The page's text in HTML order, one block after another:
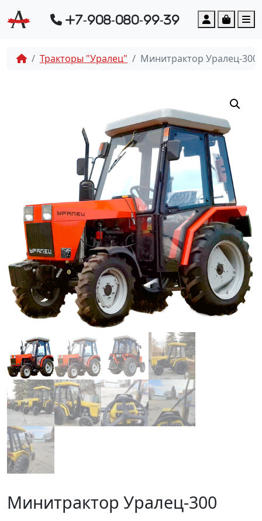
+7-908-080-99-39 Account
Cart
Тракторы "Уралец" Минитрактор Уралец-300
Минитрактор Уралец-300